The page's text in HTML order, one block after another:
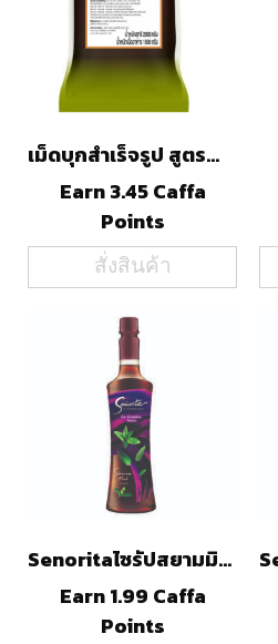
เม็ดบุกสำเร็จรูป สูตรน้ำตาลทรายแดง ตราคัฟฟ่าฯ
Earn 3.45 Caffa
Points
สั่งสินค้า
Senoritaไซรัปสยามมิตรเฮิร์ป(750ml)
Earn 1.99 Caffa
Points